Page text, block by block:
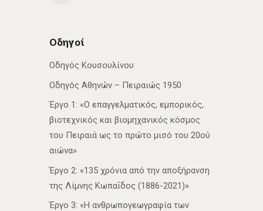
Οδηγοί
Οδηγός Κουσουλίνου
Οδηγός Αθηνών – Πειραιώς 1950
Έργο 1: «Ο επαγγελματικός, εμπορικός,
βιοτεχνικός και βιομηχανικός κόσμος
του Πειραιά ως το πρώτο μισό του 20ού
αιώνα»
Έργο 2: «135 χρόνια από την αποξήρανση
της Λίμνης Κωπαΐδος (1886-2021)»
Έργο 3: «Η ανθρωπογεωγραφία των